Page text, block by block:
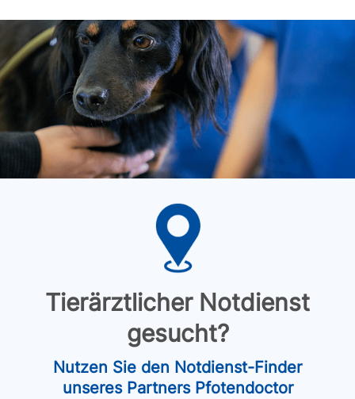
Tierärztlicher Notdienst
gesucht?
Nutzen Sie den Notdienst-Finder
unseres Partners Pfotendoctor